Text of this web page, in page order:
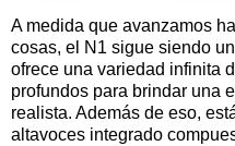
A medida que avanzamos
cosas, el N1 sigue siendo
ofrece una variedad infinita
profundos para brindar una
realista. Además de eso,
altavoces integrado